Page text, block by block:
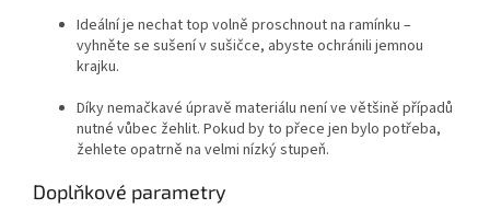
Ideální je nechat top volně proschnout na ramínku –
vyhněte se sušení v sušičce, abyste ochránili jemnou
krajku.
Díky nemačkavé úpravě materiálu není ve většině případů
nutné vůbec žehlit. Pokud by to přece jen bylo potřeba,
žehlete opatrně na velmi nízký stupeň.
Doplňkové parametry